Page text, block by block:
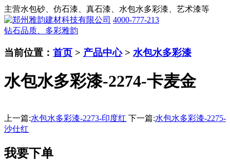
主营水包砂、仿石漆、真石漆、水包水多彩漆、艺术漆等
4000-777-213
钻石品质、多彩雅韵
当前位置： 首页 > 产品中心> 水包水多彩漆
水包水多彩漆-2274-卡麦金
上一篇:水包水多彩漆-2273-印度红 下一篇:水包水多彩漆-2275-
沙仕红
我要下单